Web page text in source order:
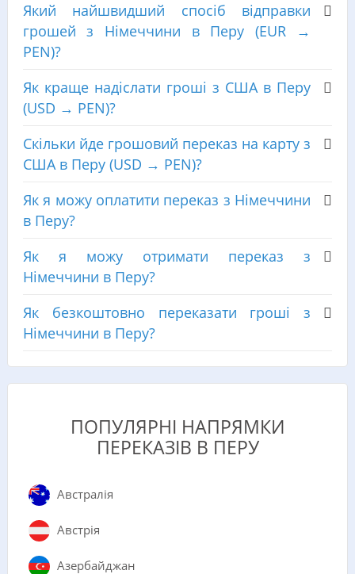
Який найшвидший спосіб відправки
грошей з Німеччини в Перу (EUR →
PEN)?
Як краще надіслати гроші з США в Перу
(USD → PEN)?
Скільки йде грошовий переказ на карту з
США в Перу (USD → PEN)?
Як я можу оплатити переказ з Німеччини
в Перу?
Як я можу отримати переказ з
Німеччини в Перу?
Як безкоштовно переказати гроші з
Німеччини в Перу?
ПОПУЛЯРНІ НАПРЯМКИ
ПЕРЕКАЗІВ В ПЕРУ
Австралія
Австрія
Азербайджан